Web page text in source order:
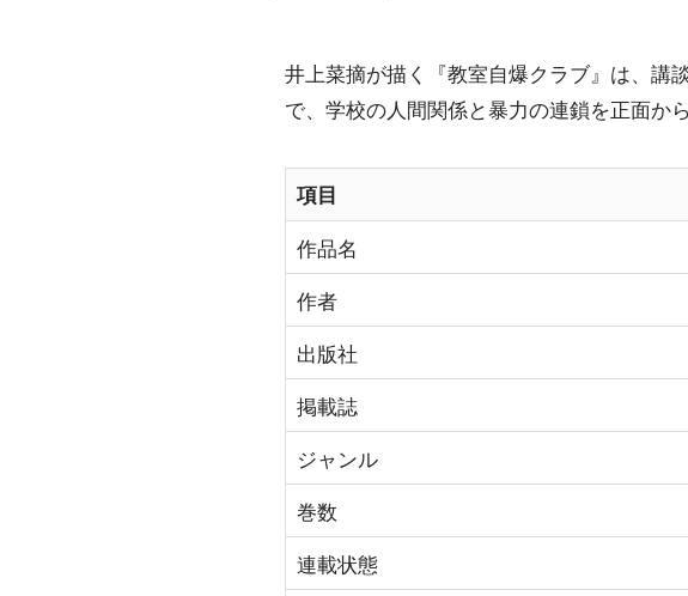
井上菜摘が描く『教室自爆クラブ』は、講
で、学校の人間関係と暴力の連鎖を正面か
項目
作品名
作者
出版社
掲載誌
ジャンル
巻数
連載状態